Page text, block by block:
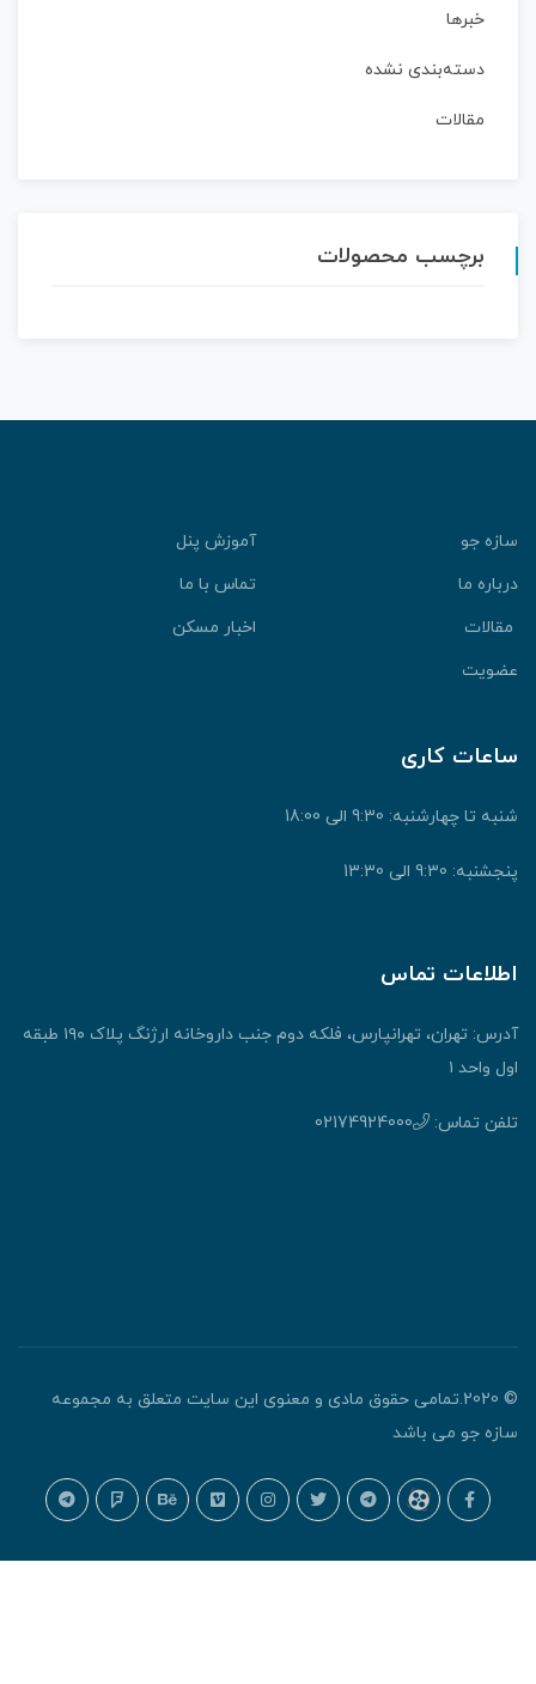
خبرها
دسته‌بندی نشده
مقالات
برچسب محصولات
جو
آموزش پنل
ما
تماس با ما
اخبار مسکن
کاری
تا چهارشنبه: 9:30 الی 18:00
9:30 الی 13:30
تماس
آدرس: تهران، تهرانپارس، فلکه دوم جنب داروخانه ارژنگ پلاک ۱۹۰ طبقه
واحد ۱
تماس: 02174924000
© 2020.تمامی حقوق مادی و معنوی این سایت متعلق به مجموعه
جو می باشد